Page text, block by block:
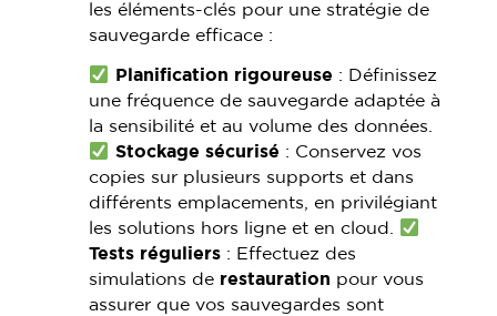
les éléments-clés pour une stratégie de
sauvegarde efficace :
Planification rigoureuse : Définissez
une fréquence de sauvegarde adaptée à
la sensibilité et au volume des données.
Stockage sécurisé : Conservez vos
copies sur plusieurs supports et dans
différents emplacements, en privilégiant
les solutions hors ligne et en cloud.
Tests réguliers : Effectuez des
simulations de restauration pour vous
assurer que vos sauvegardes sont